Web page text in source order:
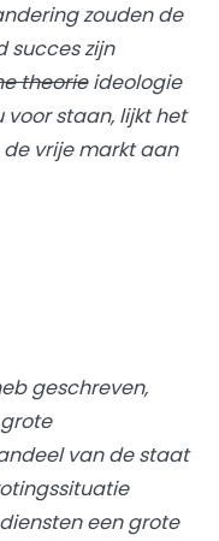
zouden de
succes zijn
theorieideologie
voor staan, lijkt het
vrije markt aan
geschreven,
van de staat
een grote